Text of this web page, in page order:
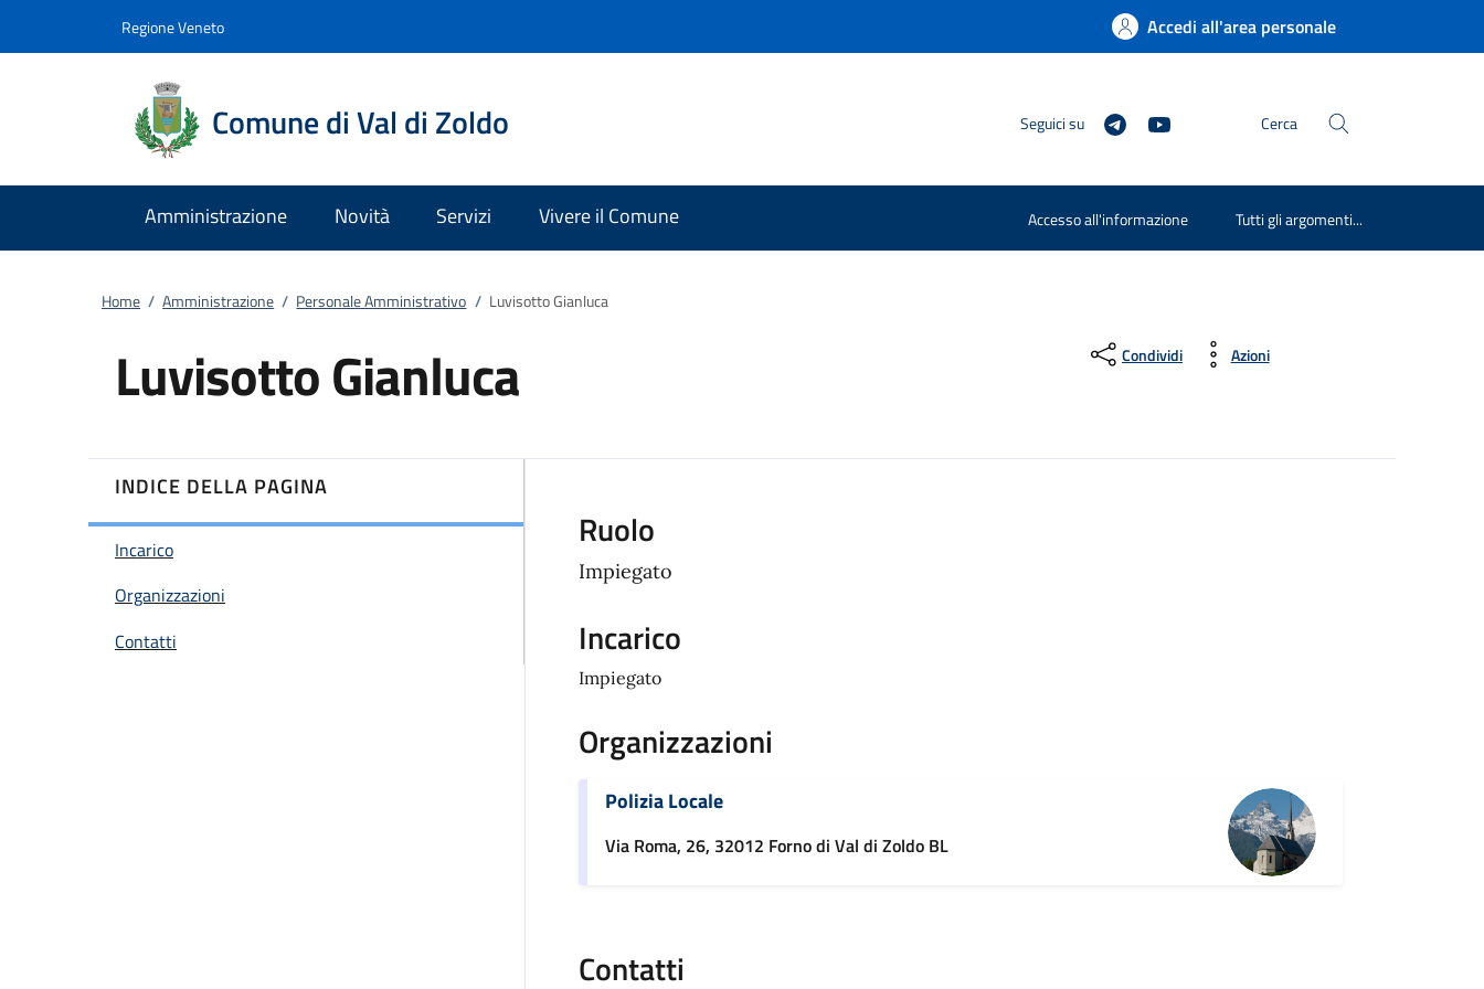
Regione Veneto Accedi all'area personale
Comune di Val di Zoldo Seguici su Cerca
Amministrazione Novità Servizi Vivere il Comune Accesso all'informazione Tutti gli argomenti...
Home / Amministrazione / Personale Amministrativo / Luvisotto Gianluca
Luvisotto Gianluca Condividi Azioni
INDICE DELLA PAGINA
Incarico
Organizzazioni
Contatti
Ruolo
Impiegato
Incarico
Impiegato
Organizzazioni
Polizia Locale
Via Roma, 26, 32012 Forno di Val di Zoldo BL
Contatti